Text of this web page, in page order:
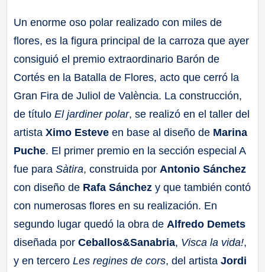
Un enorme oso polar realizado con miles de
flores, es la figura principal de la carroza que ayer
consiguió el premio extraordinario Barón de
Cortés en la Batalla de Flores, acto que cerró la
Gran Fira de Juliol de València. La construcción,
de títuloEl jardiner polar, se realizó en el taller del
artistaXimo Esteve en base al diseño de Marina
Puche. El primer premio en la sección especial A
fue paraSàtira, construida por Antonio Sánchez
con diseño de Rafa Sánchez y que también contó
con numerosas flores en su realización. En
segundo lugar quedó la obra de Alfredo Demets
diseñada por Ceballos&Sanabria, Visca la vida!,
y en terceroLes regines de cors, del artista Jordi